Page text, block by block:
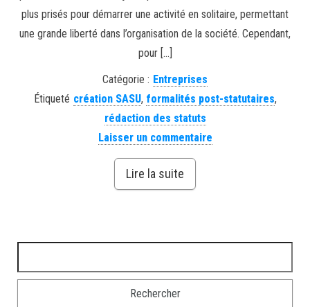
plus prisés pour démarrer une activité en solitaire, permettant
une grande liberté dans l’organisation de la société. Cependant,
pour […]
Catégorie : Entreprises
Étiqueté création SASU, formalités post-statutaires,
rédaction des statuts
Laisser un commentaire
Lire la suite